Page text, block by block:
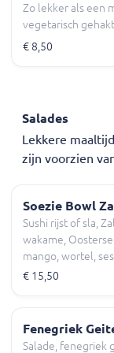
Zo lekker als een
vegetarisch
€ 8,50
Salades
Lekkere
zijn voorzien
Soezie Bowl
Sushi rijst of sla,
wakame,
mango, wortel,
€ 15,50
Fenegriek
Salade, fenegriek